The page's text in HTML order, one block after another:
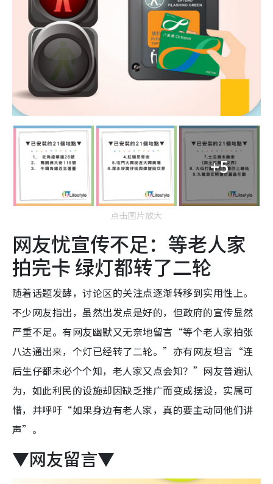
+5
点击图片放大
网友忧宣传不足：等老人家
拍完卡 绿灯都转了二轮
随着话题发酵，讨论区的关注点逐渐转移到实用性上。
不少网友指出，虽然出发点是好的，但政府的宣传显然
严重不足。有网友幽默又无奈地留言“等个老人家拍张
八达通出来，个灯已经转了二轮。”亦有网友坦言“连
后生仔都未必个个知，老人家又点会知？”网友普遍认
为，如此利民的设施却因缺乏推广而变成摆设，实属可
惜，并呼吁“如果身边有老人家，真的要主动同他们讲
声”。
▼网友留言▼